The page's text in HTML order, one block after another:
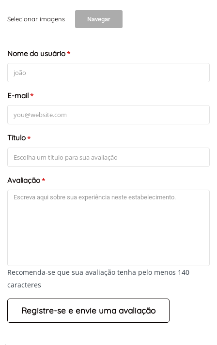
Selecionar imagens Navegar
Nome do usuário*
E-mail*
Título*
Avaliação*
Recomenda-se que sua avaliação tenha pelo menos 140
caracteres